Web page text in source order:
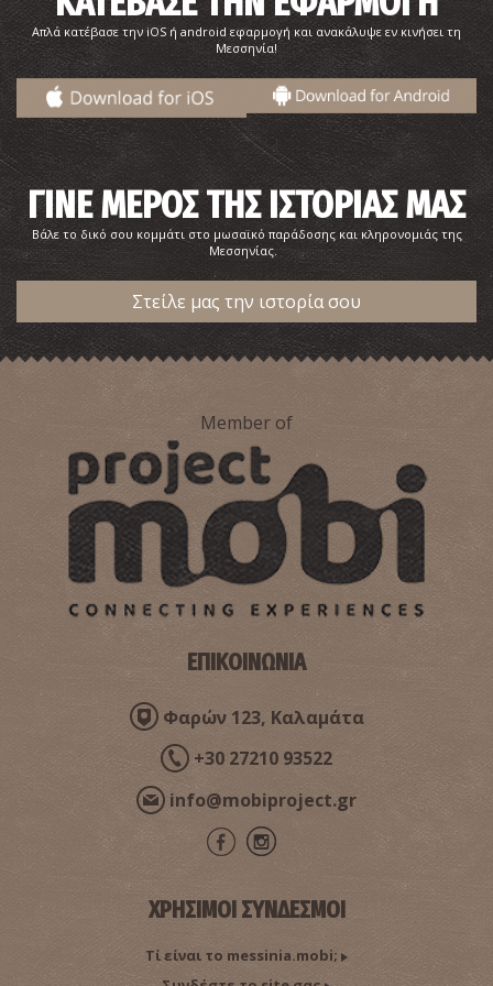
Βρωμονέρι - Παραλία
ΠΑΡΑΛΙΕΣ ~8.5Km
Κέντρο Περίθαλψης & Προστασίας Άγριας Ζωής
ΦΥΣΗ ~9.1Km
Απλά κατέβασε την iOS ή android εφαρμογή και ανακάλυψε εν κινήσει τη
Μεσσηνία!
ΓΙΝΕ ΜΕΡΟΣ ΤΗΣ ΙΣΤΟΡΙΑΣ ΜΑΣ
Βάλε το δικό σου κομμάτι στο μωσαϊκό παράδοσης και κληρονομιάς της
Μεσσηνίας.
Στείλε μας την ιστορία σου
Member of
ΕΠΙΚΟΙΝΩΝΙΑ
Φαρών 123, Καλαμάτα
+30 27210 93522
info@mobiproject.gr
ΧΡΗΣΙΜΟΙ ΣΥΝΔΕΣΜΟΙ
Τί είναι το messinia.mobi;